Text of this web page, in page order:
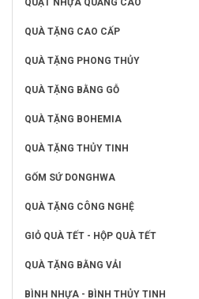
QUẠT NHỰA QUẢNG CÁO
QUÀ TẶNG CAO CẤP
QUÀ TẶNG PHONG THỦY
QUÀ TẶNG BẰNG GỖ
QUÀ TẶNG BOHEMIA
QUÀ TẶNG THỦY TINH
GỐM SỨ DONGHWA
QUÀ TẶNG CÔNG NGHỆ
GIỎ QUÀ TẾT - HỘP QUÀ TẾT
QUÀ TẶNG BẰNG VẢI
BÌNH NHỰA - BÌNH THỦY TINH